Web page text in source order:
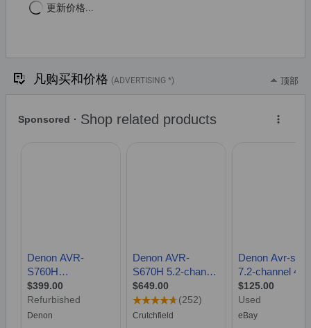
更新价格...
凡购买和价格 (ADVERTISING *) 顶部